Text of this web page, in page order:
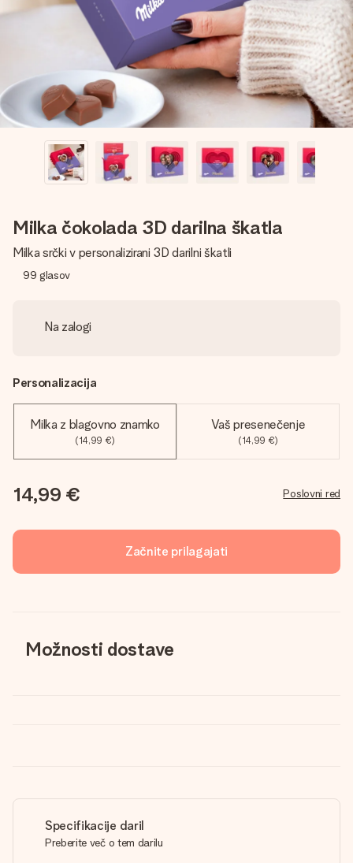
V nekaj preprostih korakih ustvari nekaj edinstvenega – z
njenim imenom, tvojo fotografijo ali sporočilom, ki ogreje
srce. Brez zapletov, le vsa ljubezen za ta trenutek.
Milka čokolada 3D darilna škatla
Milka srčki v personalizirani 3D darilni škatli
99 glasov
Na zalogi
Personalizacija
Milka z blagovno znamko
(14,99 €)
Vaš presenečenje
(14,99 €)
14,99 € Poslovni red
Začnite prilagajati
Možnosti dostave
Specifikacije daril
Preberite več o tem darilu